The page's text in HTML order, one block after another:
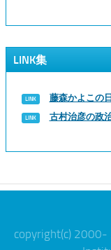
LINK集
藤森かよこの
古村治彦の政
copyright(c) 2000-